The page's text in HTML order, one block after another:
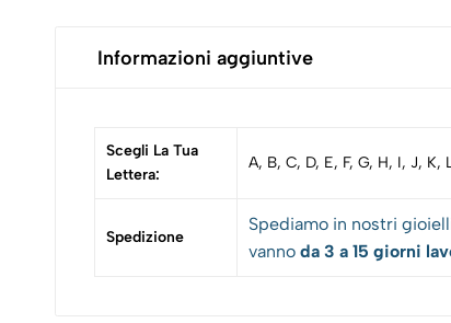
Informazioni aggiuntive
Scegli La Tua
Lettera:
A, B, C, D, E, F, G, H, I, J, K,
Spedizione
Spediamo in nostri
vanno da 3 a 15 giorni